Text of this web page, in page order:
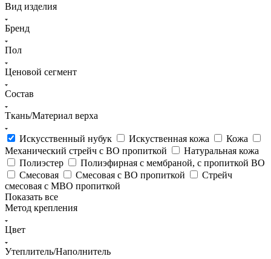
Вид изделия
Бренд
Пол
Ценовой сегмент
Состав
Ткань/Материал верха
Искусственный нубук Искуственная кожа
Кожа
Механический стрейч с ВО пропиткой
Натуральная кожа
Полиэстер
Полиэфирная с мембраной, с пропиткой ВО
Смесовая
Смесовая с ВО пропиткой
Стрейч
смесовая с МВО пропиткой
Показать все
Метод крепления
Цвет
Утеплитель/Наполнитель